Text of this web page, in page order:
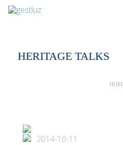
HERITAGE TALKS
2014-10-11